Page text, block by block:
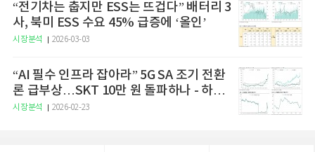
“전기차는 춥지만 ESS는 뜨겁다” 배터리 3
사, 북미 ESS 수요 45% 급증에 ‘올인’
시장분석 2026-03-03
“AI 필수 인프라 잡아라” 5G SA 조기 전환
론 급부상…SKT 10만 원 돌파하나 - 하나
증권
시장분석 2026-02-23